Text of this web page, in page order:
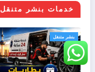
خدمات بنشر متنقل
بنشر متنقل